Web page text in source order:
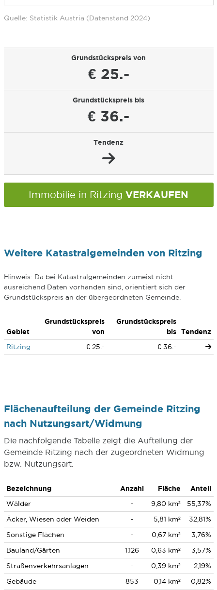
Quelle: Statistik Austria (Datenstand 2024)
Grundstückspreis von
€ 25.-
Grundstückspreis bis
€ 36.-
Tendenz
Immobilie in Ritzing VERKAUFEN
Weitere Katastralgemeinden von Ritzing
Hinweis: Da bei Katastralgemeinden zumeist nicht
ausreichend Daten vorhanden sind, orientiert sich der
Grundstückspreis an der übergeordneten Gemeinde.
Gebiet
Grundstückspreis
von
Grundstückspreis
bis
Tendenz
Ritzing
€ 25.- € 36.-
Flächenaufteilung der Gemeinde Ritzing
nach Nutzungsart/Widmung
Die nachfolgende Tabelle zeigt die Aufteilung der
Gemeinde Ritzing nach der zugeordneten Widmung
bzw. Nutzungsart.
Bezeichnung Anzahl Fläche
Anteil
Wälder
- 9,80 km²
55,37%
Äcker, Wiesen oder Weiden
- 5,81 km²
32,81%
Sonstige Flächen
- 0,67 km²
3,76%
Bauland/Gärten
1.126 0,63 km²
3,57%
Straßenverkehrsanlagen
- 0,39 km²
2,19%
Gebäude
853 0,14 km² 0,82%